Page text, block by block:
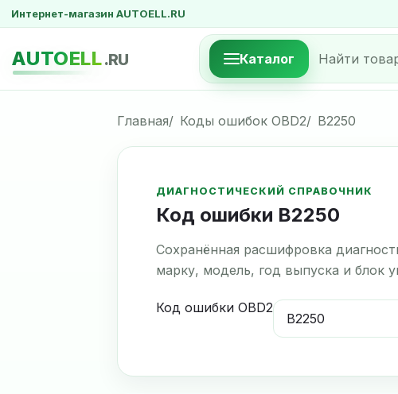
Интернет-магазин AUTOELL.RU
AUTOELL.RU Каталог
Главная Коды ошибок OBD2 B2250
ДИАГНОСТИЧЕСКИЙ СПРАВОЧНИК
Код ошибки B2250
Сохранённая расшифровка
марку, модель, год выпуска и блок
Код ошибки OBD2